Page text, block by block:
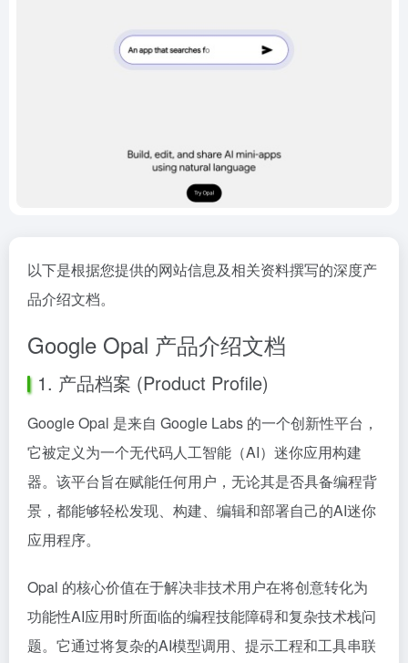
以下是根据您提供的网站信息及相关资料撰写的深度产
品介绍文档。
Google Opal 产品介绍文档
1. 产品档案 (Product Profile)
Google Opal 是来自 Google Labs 的一个创新性平台，
它被定义为一个无代码人工智能（AI）迷你应用构建
器。该平台旨在赋能任何用户，无论其是否具备编程背
景，都能够轻松发现、构建、编辑和部署自己的AI迷你
应用程序。
Opal 的核心价值在于解决非技术用户在将创意转化为
功能性AI应用时所面临的编程技能障碍和复杂技术栈问
题。它通过将复杂的AI模型调用、提示工程和工具串联